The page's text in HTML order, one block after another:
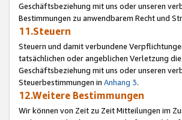
Geschäftsbeziehung mit uns oder unseren
Bestimmungen zu anwendbarem Recht und
11.Steuern
Steuern und damit verbundene
tatsächlichen oder angeblichen Verletzung
Geschäftsbeziehung mit uns oder unseren
Steuerbestimmungen in Anhang 3.
12.Weitere Bestimmungen
Wir können von Zeit zu Zeit Mitteilungen im